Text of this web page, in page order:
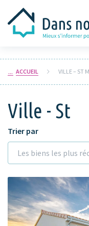
ACCUEIL VILLE – ST
Ville - St
Trier par
Les biens les plus